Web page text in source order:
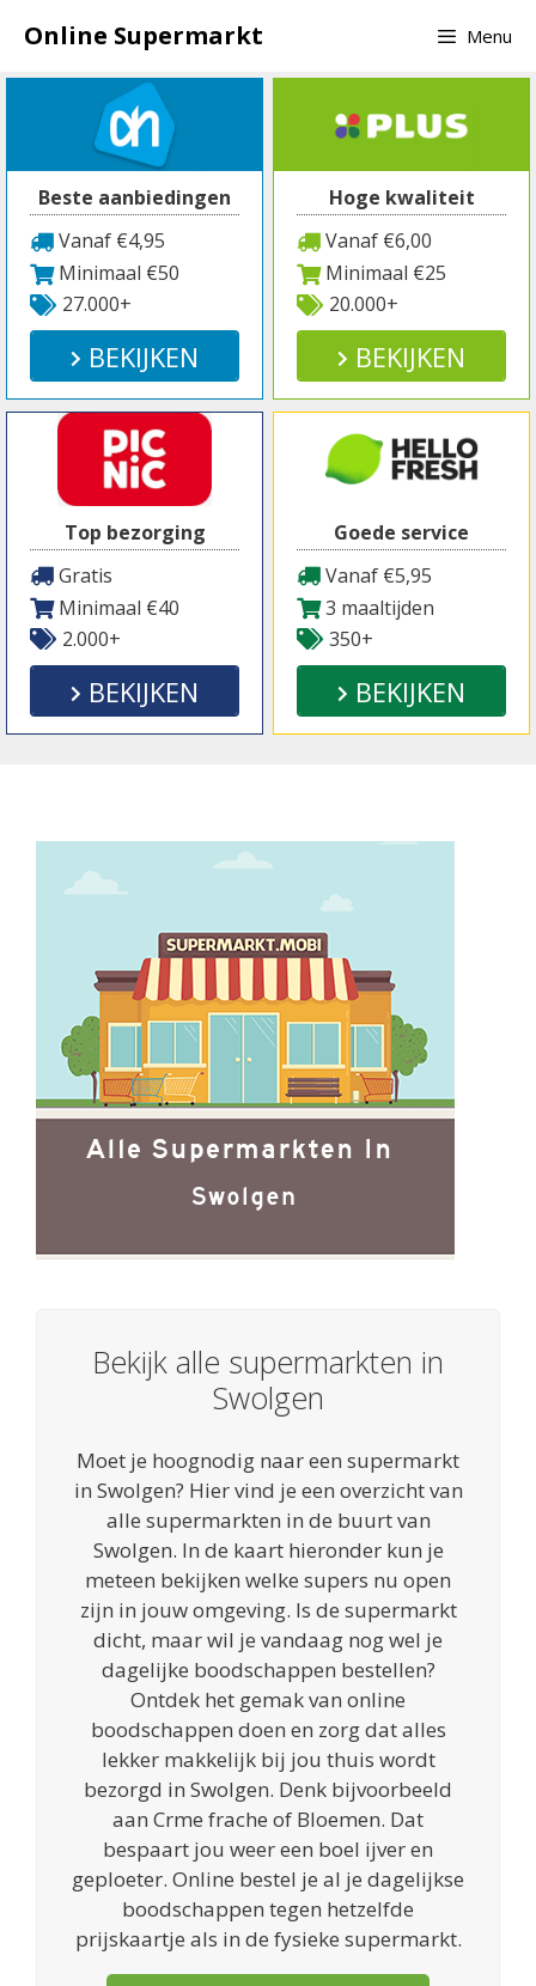
naar
inhoud
Online Supermarkt Menu
Beste aanbiedingen
Vanaf €4,95
Minimaal €50
27.000+
BEKIJKEN
Hoge kwaliteit
Vanaf €6,00
Minimaal €25
20.000+
BEKIJKEN
Top bezorging
Gratis
Minimaal €40
2.000+
BEKIJKEN
Goede service
Vanaf €5,95
3 maaltijden
350+
BEKIJKEN
Bekijk alle supermarkten in
Swolgen
Moet je hoognodig naar een supermarkt
in Swolgen? Hier vind je een overzicht van
alle supermarkten in de buurt van
Swolgen. In de kaart hieronder kun je
meteen bekijken welke supers nu open
zijn in jouw omgeving. Is de supermarkt
dicht, maar wil je vandaag nog wel je
dagelijke boodschappen bestellen?
Ontdek het gemak van online
boodschappen doen en zorg dat alles
lekker makkelijk bij jou thuis wordt
bezorgd in Swolgen. Denk bijvoorbeeld
aan Crme frache of Bloemen. Dat
bespaart jou weer een boel ijver en
geploeter. Online bestel je al je dagelijkse
boodschappen tegen hetzelfde
prijskaartje als in de fysieke supermarkt.